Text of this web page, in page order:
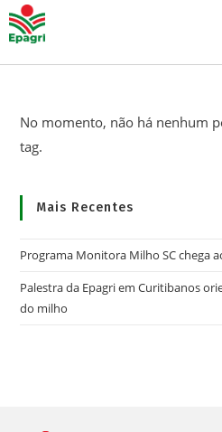
No momento, não há nenhum
tag.
Mais Recentes
Programa Monitora Milho SC chega
Palestra da Epagri em Curitibanos
do milho